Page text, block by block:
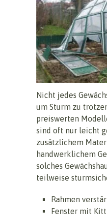
Nicht jedes
um Sturm zu
preiswerten
sind oft nur leicht
zusätzlichem
handwerklichem
solches
teilweise
Rahmen
Fenster mit